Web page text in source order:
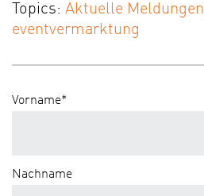
Topics: Aktuelle Meldungen
eventvermarktung
Vorname*
Nachname